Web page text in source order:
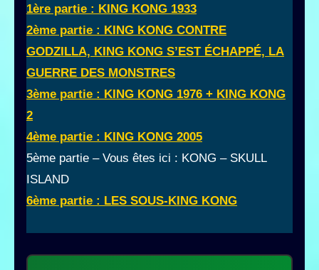
1ère partie : KING KONG 1933
2ème partie : KING KONG CONTRE
GODZILLA, KING KONG S’EST ÉCHAPPÉ, LA
GUERRE DES MONSTRES
3ème partie : KING KONG 1976 + KING KONG
2
4ème partie : KING KONG 2005
5ème partie – Vous êtes ici : KONG – SKULL
ISLAND
6ème partie : LES SOUS-KING KONG